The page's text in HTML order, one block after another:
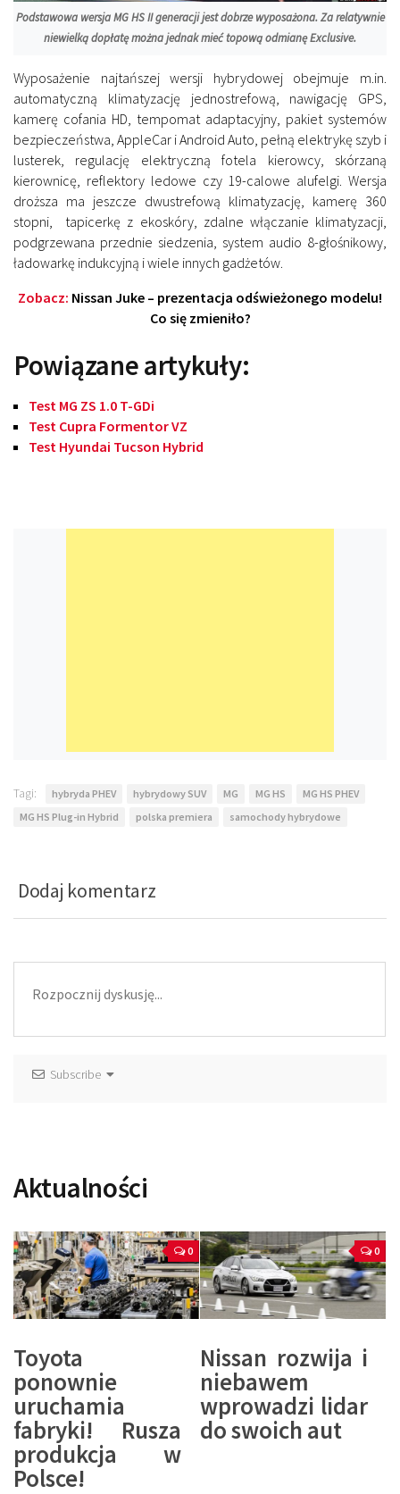
Podstawowa wersja MG HS II generacji jest dobrze wyposażona. Za relatywnie
niewielką dopłatę można jednak mieć topową odmianę Exclusive.
Wyposażenie najtańszej wersji hybrydowej obejmuje m.in.
automatyczną klimatyzację jednostrefową, nawigację GPS,
kamerę cofania HD, tempomat adaptacyjny, pakiet systemów
bezpieczeństwa, AppleCar i Android Auto, pełną elektrykę szyb i
lusterek, regulację elektryczną fotela kierowcy, skórzaną
kierownicę, reflektory ledowe czy 19-calowe alufelgi. Wersja
droższa ma jeszcze dwustrefową klimatyzację, kamerę 360
stopni, tapicerkę z ekoskóry, zdalne włączanie klimatyzacji,
podgrzewana przednie siedzenia, system audio 8-głośnikowy,
ładowarkę indukcyjną i wiele innych gadżetów.
Zobacz: Nissan Juke – prezentacja odświeżonego modelu!
Co się zmieniło?
Powiązane artykuły:
Test MG ZS 1.0 T-GDi
Test Cupra Formentor VZ
Test Hyundai Tucson Hybrid
Tagi: hybryda PHEV hybrydowy SUV MG MG HS
MG HS PHEV
MG HS Plug-in Hybrid
polska premiera samochody hybrydowe
Dodaj komentarz
Subscribe
Aktualności
0
Toyota
ponownie
uruchamia
fabryki! Rusza
produkcja w
Polsce!
0
Nissan rozwija i
niebawem
wprowadzi lidar
do swoich aut